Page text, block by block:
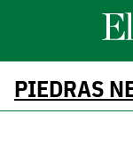
PIEDRAS